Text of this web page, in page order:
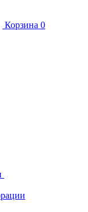
Корзина 0